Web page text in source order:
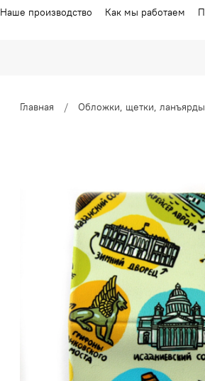
Наше производство Как мы работаем
Главная Обложки, щетки, ланъярды